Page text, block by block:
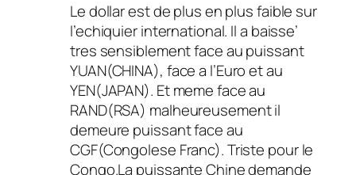
Le dollar est de plus en plus faible sur
l’echiquier international. Il a baisse’
tres sensiblement face au puissant
YUAN(CHINA), face a l’Euro et au
YEN(JAPAN). Et meme face au
RAND(RSA) malheureusement il
demeure puissant face au
CGF(Congolese Franc). Triste pour le
Congo.La puissante Chine demande